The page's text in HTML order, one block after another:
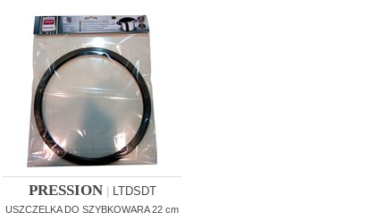
PRESSION LTDSDT
USZCZELKA DO SZYBKOWARA 22 cm